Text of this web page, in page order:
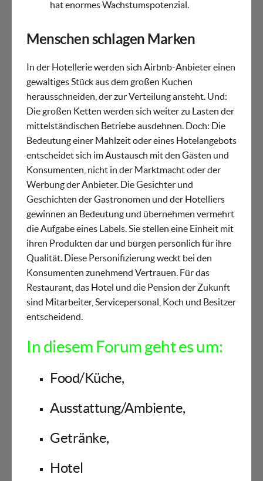
hat enormes Wachstumspotenzial.
Menschen schlagen Marken
In der Hotellerie werden sich Airbnb-Anbieter einen
gewaltiges Stück aus dem großen Kuchen
herausschneiden, der zur Verteilung ansteht. Und:
Die großen Ketten werden sich weiter zu Lasten der
mittelständischen Betriebe ausdehnen. Doch: Die
Bedeutung einer Mahlzeit oder eines Hotelangebots
entscheidet sich im Austausch mit den Gästen und
Konsumenten, nicht in der Marktmacht oder der
Werbung der Anbieter. Die Gesichter und
Geschichten der Gastronomen und der Hotelliers
gewinnen an Bedeutung und übernehmen vermehrt
die Aufgabe eines Labels. Sie stellen eine Einheit mit
ihren Produkten dar und bürgen persönlich für ihre
Qualität. Diese Personifizierung weckt bei den
Konsumenten zunehmend Vertrauen. Für das
Restaurant, das Hotel und die Pension der Zukunft
sind Mitarbeiter, Servicepersonal, Koch und Besitzer
entscheidend.
In diesem Forum geht es um:
Food/Küche,
Ausstattung/Ambiente,
Getränke,
Hotel